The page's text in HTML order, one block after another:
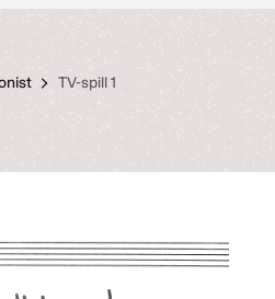
TV-spill 1